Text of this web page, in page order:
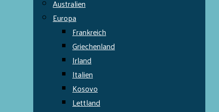
Australien
Europa
Frankreich
Griechenland
Irland
Italien
Kosovo
Lettland